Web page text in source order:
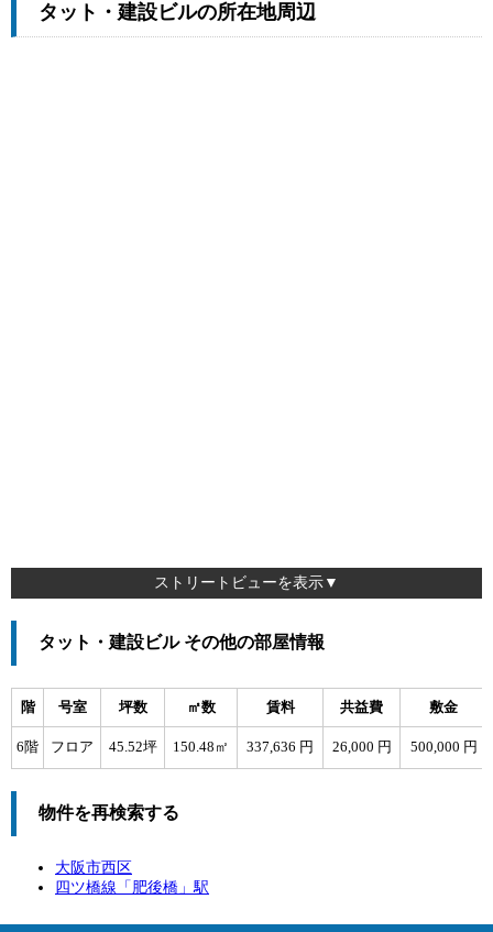
タット・建設ビルの所在地周辺
ストリートビューを表示▼
タット・建設ビル その他の部屋情報
階 号室 坪数 ㎡数 賃料 共益費 敷金
6階 フロア 45.52坪 150.48㎡ 337,636 円 26,000 円 500,000 円
物件を再検索する
大阪市西区
四ツ橋線「 肥後橋 」駅